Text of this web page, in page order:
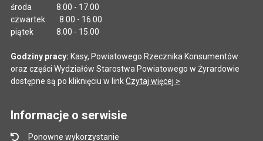
środa 8.00 - 17.00
czwartek 8.00 - 16.00
piątek 8.00 - 15.00
Godziny pracy: Kasy, Powiatowego Rzecznika Konsumentów
oraz części Wydziałów Starostwa Powiatowego w Żyrardowie
dostępne są po kliknięciu w linkCzytaj więcej >
Informacje o serwisie
Ponowne wykorzystanie